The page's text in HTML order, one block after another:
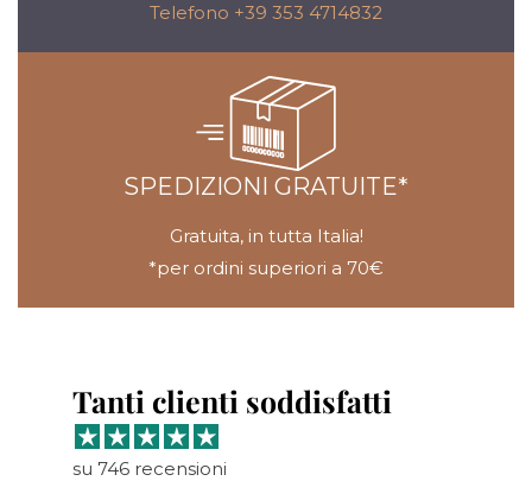
Telefono +39 353 4714832
SPEDIZIONI GRATUITE*
Gratuita, in tutta Italia!
*per ordini superiori a 70€
Tanti clienti soddisfatti
su 746 recensioni